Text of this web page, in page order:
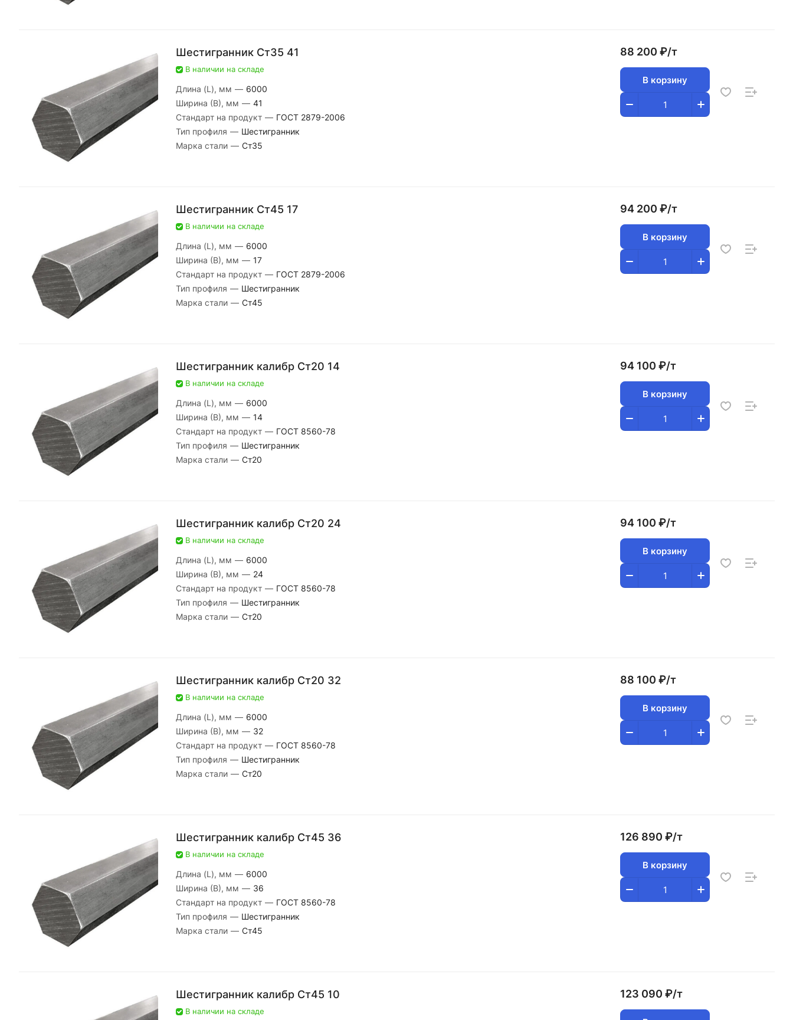
Шестигранник Ст35 41
В наличии на складе
Длина (L), мм — 6000
Ширина (В), мм — 41
Стандарт на продукт — ГОСТ 2879-2006
Тип профиля — Шестигранник
Марка стали — Ст35
88 200 ₽/т
В корзину
Шестигранник Ст45 17
В наличии на складе
Длина (L), мм — 6000
Ширина (В), мм — 17
Стандарт на продукт — ГОСТ 2879-2006
Тип профиля — Шестигранник
Марка стали — Ст45
94 200 ₽/т
В корзину
Шестигранник калибр Ст20 14
В наличии на складе
Длина (L), мм — 6000
Ширина (В), мм — 14
Стандарт на продукт — ГОСТ 8560-78
Тип профиля — Шестигранник
Марка стали — Ст20
94 100 ₽/т
В корзину
Шестигранник калибр Ст20 24
В наличии на складе
Длина (L), мм — 6000
Ширина (В), мм — 24
Стандарт на продукт — ГОСТ 8560-78
Тип профиля — Шестигранник
Марка стали — Ст20
94 100 ₽/т
В корзину
Шестигранник калибр Ст20 32
В наличии на складе
Длина (L), мм — 6000
Ширина (В), мм — 32
Стандарт на продукт — ГОСТ 8560-78
Тип профиля — Шестигранник
Марка стали — Ст20
88 100 ₽/т
В корзину
Шестигранник калибр Ст45 36
В наличии на складе
Длина (L), мм — 6000
Ширина (В), мм — 36
Стандарт на продукт — ГОСТ 8560-78
Тип профиля — Шестигранник
Марка стали — Ст45
126 890 ₽/т
В корзину
Шестигранник калибр Ст45 10
В наличии на складе
123 090 ₽/т